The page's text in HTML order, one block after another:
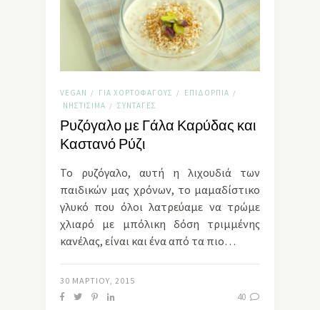
VEGAN / ΓΙΑ ΧΟΡΤΟΦΆΓΟΥΣ / ΕΠΙΔΌΡΠΙΑ /
ΝΗΣΤΊΣΙΜΑ / ΣΥΝΤΑΓΈΣ
Ρυζόγαλο με Γάλα Καρύδας και
Καστανό Ρύζι
Το ρυζόγαλο, αυτή η λιχουδιά των
παιδικών μας χρόνων, το μαμαδίστικο
γλυκό που όλοι λατρεύαμε να τρώμε
χλιαρό με μπόλικη δόση τριμμένης
κανέλας, είναι και ένα από τα πιο…
30 ΜΑΡΤΊΟΥ, 2015
40